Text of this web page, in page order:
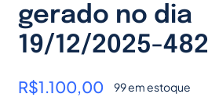
gerado no dia
19/12/2025-482
R$1.100,00 99 em estoque